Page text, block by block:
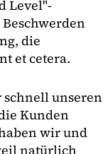
Level"-
die
et cetera.
schnell unseren
Kunden
wir und
natürlich